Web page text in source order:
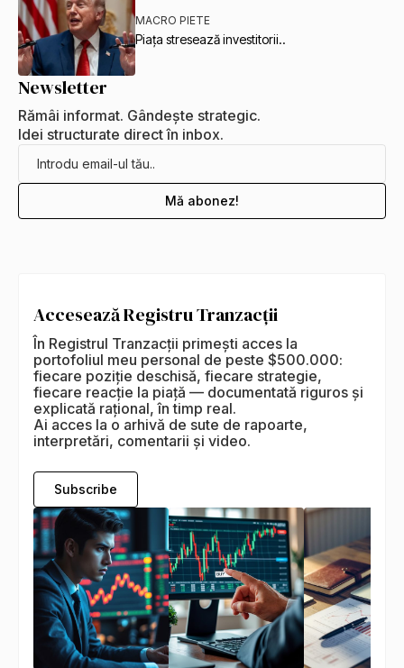
MACRO PIETE
Piața stresează investitorii..
Newsletter
Rămâi informat. Gândește strategic.
Idei structurate direct în inbox.
Accesează Registru Tranzacții
În Registrul Tranzacții primești acces la
portofoliul meu personal de peste $500.000:
fiecare poziție deschisă, fiecare strategie,
fiecare reacție la piață — documentată riguros și
explicată rațional, în timp real.
Ai acces la o arhivă de sute de rapoarte,
interpretări, comentarii și video.
Subscribe